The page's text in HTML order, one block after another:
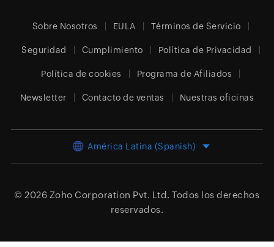
Sobre Nosotros EULA Términos de Servicio
Seguridad Cumplimiento Política de Privacidad
Política de cookies Programa de Afiliados
Newsletter Contacto de ventas Nuestras oficinas
América Latina (Spanish)
© 2026 Zoho Corporation Pvt. Ltd. Todos los derechos
reservados.